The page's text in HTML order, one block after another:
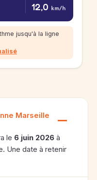
12,0 km/h
jusqu'à la ligne
Marseille
le 6 juin 2026 à
Une date à retenir